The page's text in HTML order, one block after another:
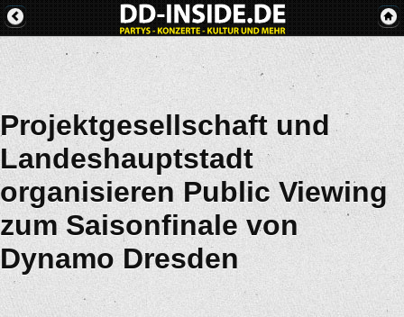
Projektgesellschaft und
Landeshauptstadt
organisieren Public Viewing
zum Saisonfinale von
Dynamo Dresden